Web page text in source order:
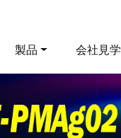
製品 会社見学